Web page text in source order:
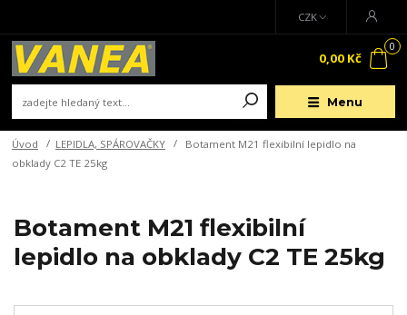
Menu
CZK
0
0,00 Kč
Úvod LEPIDLA, SPÁROVAČKY
Botament M21 flexibilní lepidlo na
obklady C2 TE 25kg
Botament M21 flexibilní
lepidlo na obklady C2 TE 25kg